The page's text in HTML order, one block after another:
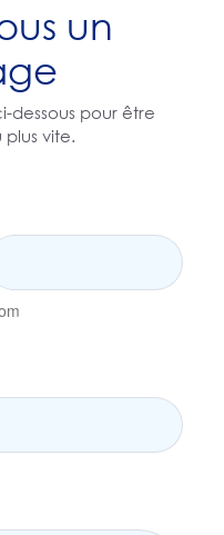
un
dessous pour être
vite.